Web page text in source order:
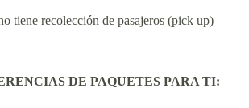
tiene recolección de pasajeros (pick up)
DE PAQUETES PARA TI: